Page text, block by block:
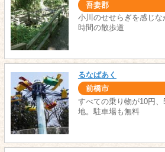
吾妻郡
小川のせせらぎを感じ
時間の散歩道
るなぱあく
前橋市
すべての乗り物が10円
地。駐車場も無料